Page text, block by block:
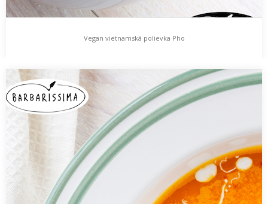
Vegan vietnamská polievka Pho